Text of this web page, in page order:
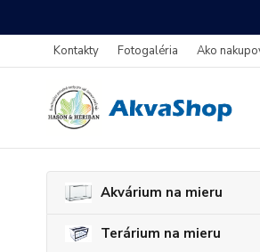
Kontakty Fotogaléria Ako
Akvárium na mieru
Terárium na mieru